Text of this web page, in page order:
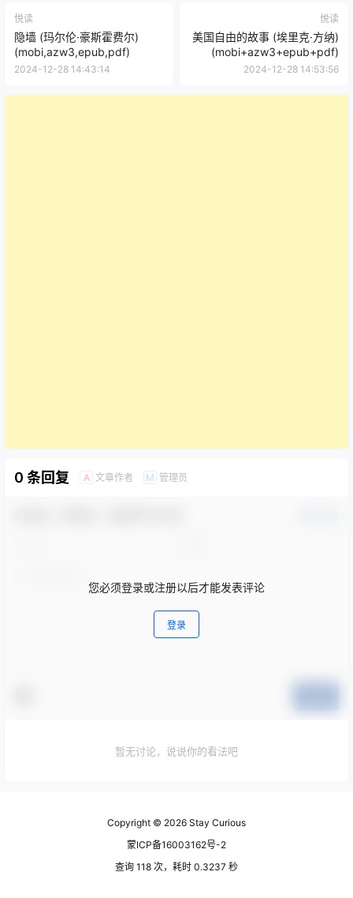
悦读
隐墙 (玛尔伦·豪斯霍费尔)
(mobi,azw3,epub,pdf)
2024-12-28 14:43:14
悦读
美国自由的故事 (埃里克·方纳)
(mobi+azw3+epub+pdf)
2024-12-28 14:53:56
0 条回复 A 文章作者 M 管理员
您必须登录或注册以后才能发表评论
登录
暂无讨论，说说你的看法吧
Copyright © 2026 Stay Curious
蒙ICP备16003162号-2
查询 118 次，耗时 0.3237 秒